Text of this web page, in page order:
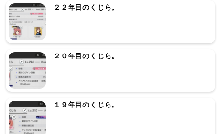
２２年目のくじら。
２０年目のくじら。
１９年目のくじら。